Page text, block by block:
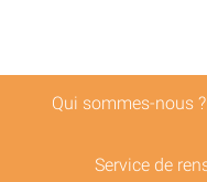
Qui sommes-nous ?
Service de